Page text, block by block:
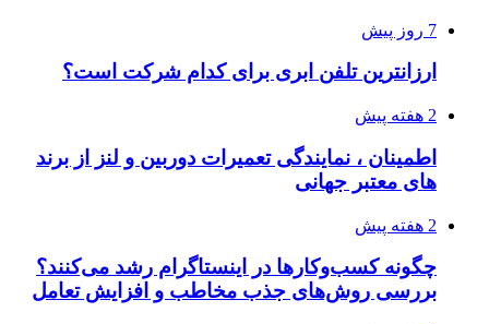
7 روز پیش
ارزانترین تلفن ابری برای کدام شرکت است؟
2 هفته پیش
اطمینان ، نمایندگی تعمیرات دوربین و لنز از برند
های معتبر جهانی
2 هفته پیش
چگونه کسب‌وکارها در اینستاگرام رشد می‌کنند؟
بررسی روش‌های جذب مخاطب و افزایش تعامل